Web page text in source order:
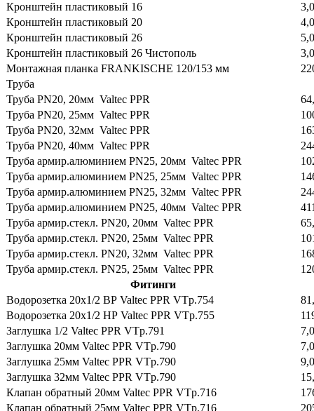
Кронштейн пластиковый 16
Кронштейн пластиковый 20
Кронштейн пластиковый 26
Кронштейн пластиковый 26 Чистополь
Монтажная планка FRANKISCHE 120/153 мм
Труба
Труба PN20, 20мм Valtec PPR
Труба PN20, 25мм Valtec PPR
Труба PN20, 32мм Valtec PPR
Труба PN20, 40мм Valtec PPR
Труба армир.алюминием PN25, 20мм Valtec PPR
Труба армир.алюминием PN25, 25мм Valtec PPR
Труба армир.алюминием PN25, 32мм Valtec PPR
Труба армир.алюминием PN25, 40мм Valtec PPR
Труба армир.стекл. PN20, 20мм Valtec PPR
Труба армир.стекл. PN20, 25мм Valtec PPR
Труба армир.стекл. PN20, 32мм Valtec PPR
Труба армир.стекл. PN25, 25мм Valtec PPR
Фитинги
Водорозетка 20х1/2 ВР Valtec PPR VTp.754
Водорозетка 20х1/2 НР Valtec PPR VTp.755
Заглушка 1/2 Valtec PPR VTp.791
Заглушка 20мм Valtec PPR VTp.790
Заглушка 25мм Valtec PPR VTp.790
Заглушка 32мм Valtec PPR VTp.790
Клапан обратный 20мм Valtec PPR VTp.716
Клапан обратный 25мм Valtec PPR VTp.716